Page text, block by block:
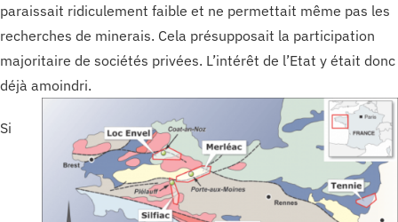
paraissait ridiculement faible et ne permettait même pas les
recherches de minerais. Cela présupposait la participation
majoritaire de sociétés privées. L’intérêt de l’Etat y était donc
déjà amoindri.
Si